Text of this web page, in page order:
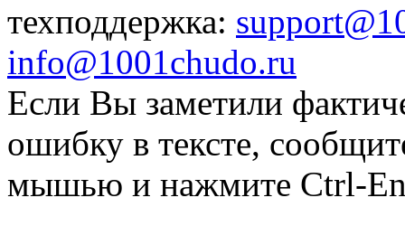
техподдержка:
info@1001chudo.ru
Если Вы заметили
ошибку в тексте,
мышью и нажмите Ctrl-